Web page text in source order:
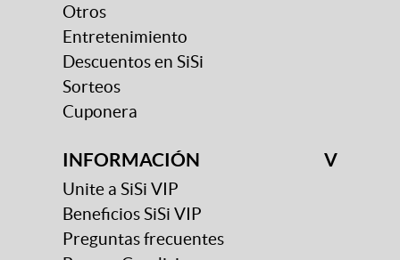
Otros
Entretenimiento
Descuentos en SiSi
Sorteos
Cuponera
INFORMACIÓN V
Unite a SiSi VIP
Beneficios SiSi VIP
Preguntas frecuentes